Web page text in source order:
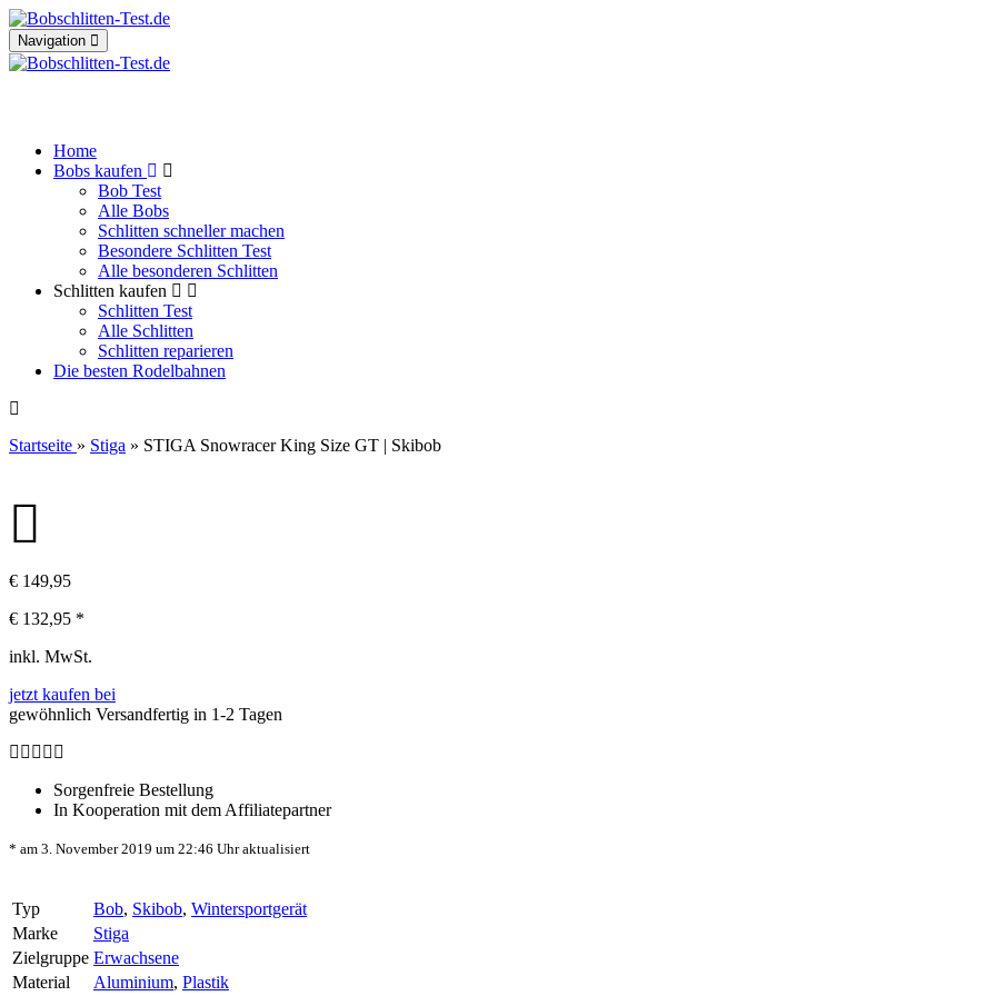
Toggle
navigation
Navigation
Home
Bobs kaufen
Bob Test
Alle Bobs
Schlitten schneller machen
Besondere Schlitten Test
Alle besonderen Schlitten
Schlitten kaufen
Schlitten Test
Alle Schlitten
Schlitten reparieren
Die besten Rodelbahnen
Startseite » Stiga » STIGA Snowracer King Size GT | Skibob
€ 149,95
€ 132,95 *
inkl. MwSt.
jetzt kaufen bei
gewöhnlich Versandfertig in 1-2 Tagen
Sorgenfreie Bestellung
In Kooperation mit dem Affiliatepartner
* am 3. November 2019 um 22:46 Uhr aktualisiert
Typ Bob, Skibob, Wintersportgerät
Marke
Stiga
Zielgruppe Erwachsene
Material
Aluminium, Plastik